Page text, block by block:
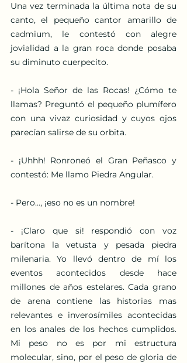
Una vez terminada la última nota de su
canto, el pequeño cantor amarillo de
cadmium, le contestó con alegre
jovialidad a la gran roca donde posaba
su diminuto cuerpecito.
- ¡Hola Señor de las Rocas! ¿Cómo te
llamas? Preguntó el pequeño plumífero
con una vivaz curiosidad y cuyos ojos
parecían salirse de su orbita.
- ¡Uhhh! Ronroneó el Gran Peñasco y
contestó: Me llamo Piedra Angular.
- Pero..., ¡eso no es un nombre!
- ¡Claro que si! respondió con voz
barítona la vetusta y pesada piedra
milenaria. Yo llevó dentro de mí los
eventos acontecidos desde hace
millones de años estelares. Cada grano
de arena contiene las historias mas
relevantes e inverosímiles acontecidas
en los anales de los hechos cumplidos.
Mi peso no es por mi estructura
molecular, sino, por el peso de gloria de